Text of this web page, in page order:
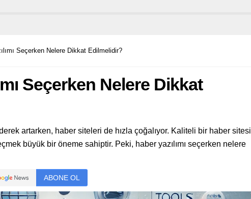
Seçerken Nelere Dikkat Edilmelidir?
Seçerken Nelere Dikkat
artarken, haber siteleri de hızla çoğalıyor. Kaliteli bir haber sitesi
büyük bir öneme sahiptir. Peki, haber yazılımı seçerken nelere
ABONE OL